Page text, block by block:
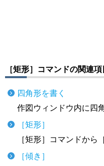
［矩形］コマンドの関連項
四角形を書く
作図ウィンドウ内に四
［矩形］
［矩形］コマンドから
［傾き］